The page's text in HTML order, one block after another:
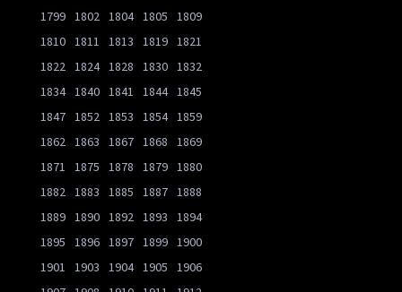
1799 1802 1804 1805
1809
1810 1811 1813 1819 1821
1822 1824 1828 1830 1832
1834 1840 1841 1844 1845
1847 1852 1853 1854 1859
1862 1863 1867 1868
1869
1871
1875 1878 1879 1880
1882 1883 1885 1887 1888
1889 1890 1892 1893
1894
1895
1896 1897 1899 1900
1901
1903 1904 1905
1906